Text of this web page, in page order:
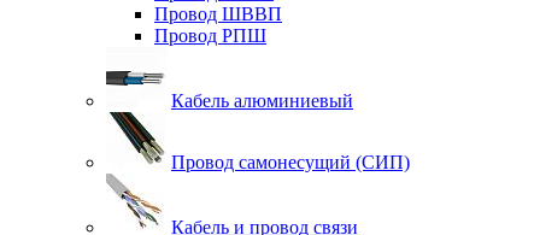
Провод ШВВП
Провод РПШ
Кабель алюминиевый
Провод самонесущий (СИП)
Кабель и провод связи